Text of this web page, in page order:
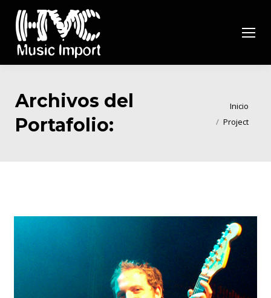
Archivos del
Portafolio:
Estás aquí:Inicio
Project